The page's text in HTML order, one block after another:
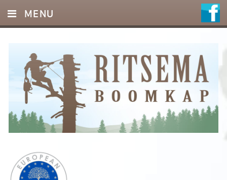
MENU
DIENSTEN
FOTO’S
REFERENTIES
OFFERTE
CONTACT